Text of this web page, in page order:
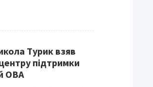
Турик взяв
підтримки
ОВА